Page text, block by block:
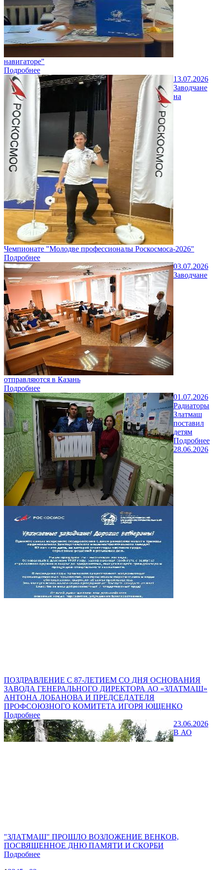
навигаторе"
Подробнее
13.07.2026
Заводчане
на
Чемпионате "Молодве профессионалы Роскосмоса-2026"
Подробнее
03.07.2026
Заводчане
отправляются в Казань
Подробнее
01.07.2026
Радиаторы
Златмаш
поставил
детям
Подробнее
28.06.2026
ПОЗДРАВЛЕНИЕ С 87-ЛЕТИЕМ СО ДНЯ ОСНОВАНИЯ
ЗАВОДА ГЕНЕРАЛЬНОГО ДИРЕКТОРА АО «ЗЛАТМАШ»
АНТОНА ЛОБАНОВА И ПРЕДСЕДАТЕЛЯ
ПРОФСОЮЗНОГО КОМИТЕТА ИГОРЯ ЮЩЕНКО
Подробнее
23.06.2026
В АО
"ЗЛАТМАШ" ПРОШЛО ВОЗЛОЖЕНИЕ ВЕНКОВ,
ПОСВЯЩЕННОЕ ДНЮ ПАМЯТИ И СКОРБИ
Подробнее